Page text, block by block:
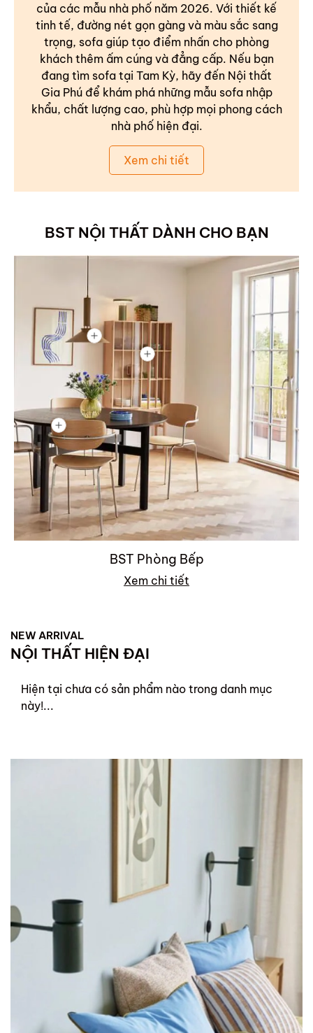
của các mẫu nhà phố năm 2026. Với thiết kế
tinh tế, đường nét gọn gàng và màu sắc sang
trọng, sofa giúp tạo điểm nhấn cho phòng
khách thêm ấm cúng và đẳng cấp. Nếu bạn
đang tìm sofa tại Tam Kỳ, hãy đến Nội thất
Gia Phú để khám phá những mẫu sofa nhập
khẩu, chất lượng cao, phù hợp mọi phong cách
nhà phố hiện đại.
Xem chi tiết
BST NỘI THẤT DÀNH CHO BẠN
BST Phòng Bếp
Xem chi tiết
NEW ARRIVAL
NỘI THẤT HIỆN ĐẠI
Hiện tại chưa có sản phẩm nào trong danh mục
này!...